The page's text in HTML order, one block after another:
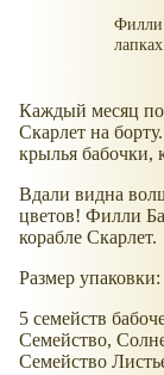
Филли
Каждый месяц по
Скарлет на
крылья бабочки,
Вдали видна
цветов! Филли
корабле Скарлет.
Размер
5 семейств
Семейство,
Семейство